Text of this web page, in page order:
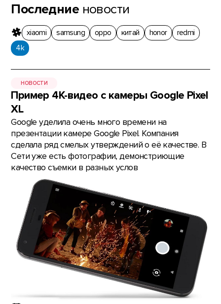
Последние новости
xiaomi samsung oppo китай honor
redmi
4k
НОВОСТИ
Пример 4К-видео с камеры Google Pixel
XL
Google уделила очень много времени на
презентации камере Google Pixel. Компания
сделала ряд смелых утверждений о её качестве. В
Сети уже есть фотографии, демонстриющие
качество съемки в разных услов